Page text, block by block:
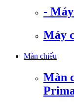
-
Máy
Màn chiếu
Màn